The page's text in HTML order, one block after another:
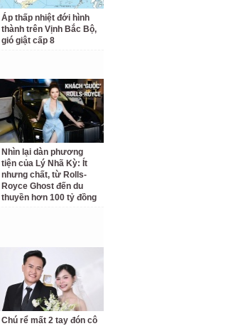
Áp thấp nhiệt đới hình
thành trên Vịnh Bắc Bộ,
gió giật cấp 8
Nhìn lại dàn phương
tiện của Lý Nhã Kỳ: Ít
nhưng chất, từ Rolls-
Royce Ghost đến du
thuyền hơn 100 tỷ đồng
Chú rể mất 2 tay đón cô